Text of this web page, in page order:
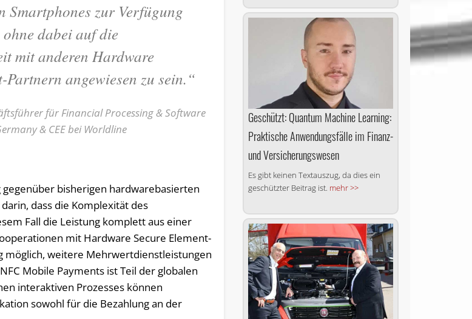
Smartphones zur Verfügung
dabei auf die
mit anderen Hardware
Partnern angewiesen zu sein.“
für Financial Processing & Software
& CEE bei Worldline
bisherigen hardwarebasierten
dass die Komplexität des
Fall die Leistung komplett aus einer
mit Hardware Secure Element-
möglich, weitere Mehrwertdienstleistungen
Mobile Payments ist Teil der globalen
interaktiven Prozesses können
sowohl für die Bezahlung an der
Geschützt: Quantum Machine Learning:
Praktische Anwendungsfälle im Finanz-
und Versicherungswesen
Es gibt keinen Textauszug, da dies ein
geschützter Beitrag ist. mehr >>